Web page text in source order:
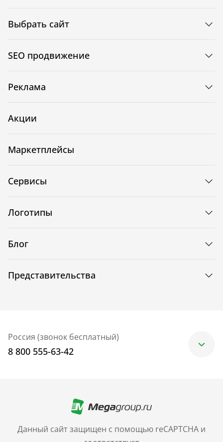
Данный сайт защищен с помощью reCAPTCHA и
Выбрать сайт
SEO продвижение
Реклама
Акции
Маркетплейсы
Сервисы
Логотипы
Блог
Представительства
Россия (звонок бесплатный)
8 800 555-63-42
+7 (499) 705-30-10
Санкт-Петербург